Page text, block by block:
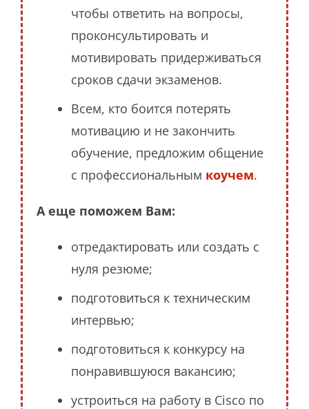
чтобы ответить на вопросы,
проконсультировать и
мотивировать придерживаться
сроков сдачи экзаменов.
Всем, кто боится потерять
мотивацию и не закончить
обучение, предложим общение
с профессиональным коучем.
А еще поможем Вам:
отредактировать или создать с
нуля резюме;
подготовиться к техническим
интервью;
подготовиться к конкурсу на
понравившуюся вакансию;
устроиться на работу в Cisco по